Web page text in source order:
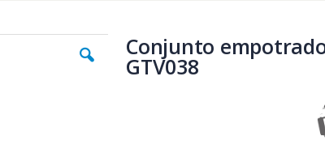
Conjunto
GTV038